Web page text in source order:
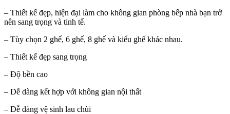
– Thiết kế đẹp, hiện đại làm cho không gian phòng bếp nhà bạn trở
nên sang trọng và tinh tế.
– Tùy chọn 2 ghế, 6 ghế, 8 ghế và kiểu ghế khác nhau.
– Thiết kế đẹp sang trọng
– Độ bền cao
– Dễ dàng kết hợp với không gian nội thất
– Dễ dàng vệ sinh lau chùi